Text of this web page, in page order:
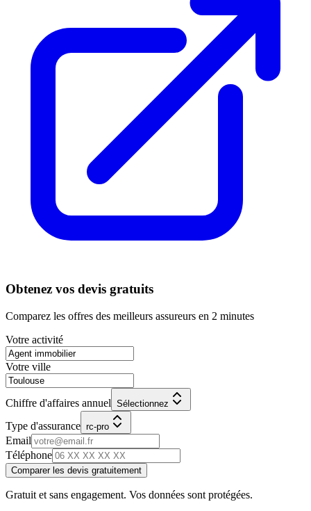
Obtenez vos devis gratuits
Comparez les offres des meilleurs assureurs en 2 minutes
Votre activité
Votre ville
Chiffre d'affaires annuel Sélectionnez
Type d'assurance rc-pro
Email
Téléphone
Comparer les devis gratuitement
Gratuit et sans engagement. Vos données sont protégées.